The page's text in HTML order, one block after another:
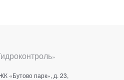
»
«Бутово парк», д. 23,